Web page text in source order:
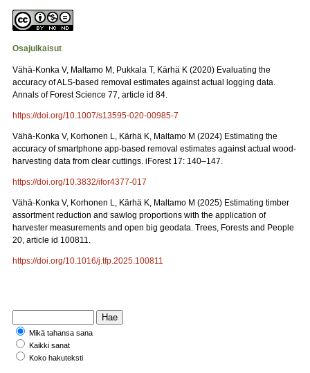
Osajulkaisut
Vähä-Konka V, Maltamo M, Pukkala T, Kärhä K (2020) Evaluating the
accuracy of ALS-based removal estimates against actual logging data.
Annals of Forest Science 77, article id 84.
https://doi.org/10.1007/s13595-020-00985-7
Vähä-Konka V, Korhonen L, Kärhä K, Maltamo M (2024) Estimating the
accuracy of smartphone app-based removal estimates against actual wood-
harvesting data from clear cuttings. iForest 17: 140–147.
https://doi.org/10.3832/ifor4377-017
Vähä-Konka V, Korhonen L, Kärhä K, Maltamo M (2025) Estimating timber
assortment reduction and sawlog proportions with the application of
harvester measurements and open big geodata. Trees, Forests and People
20, article id 100811.
https://doi.org/10.1016/j.tfp.2025.100811
Mikä tahansa sana
Kaikki sanat
Koko hakuteksti